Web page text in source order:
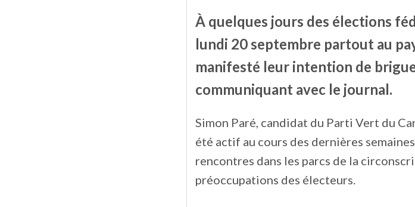
À quelques jours des élections
lundi 20 septembre partout au
manifesté leur intention de
communiquant avec le journal.
Simon Paré, candidat du Parti Vert du
été actif au cours des dernières
rencontres dans les parcs de la
préoccupations des électeurs.